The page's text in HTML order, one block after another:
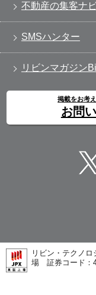
不動産の集客ナ
SMSハンター
リビンマガジン
掲載をお考
お問
リビン・テクノ
場 証券コード：